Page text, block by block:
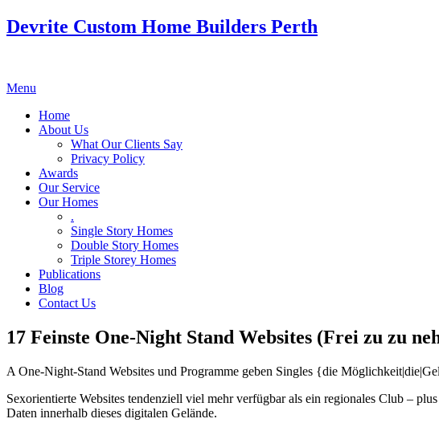
Devrite Custom Home Builders Perth
Menu
Home
About Us
What Our Clients Say
Privacy Policy
Awards
Our Service
Our Homes
.
Single Story Homes
Double Story Homes
Triple Storey Homes
Publications
Blog
Contact Us
17 Feinste One-Night Stand Websites (Frei zu zu
A One-Night-Stand Websites und Programme geben Singles {die
Sexorientierte Websites tendenziell viel mehr verfügbar als ein regionales Club –
Daten innerhalb dieses digitalen Gelände.